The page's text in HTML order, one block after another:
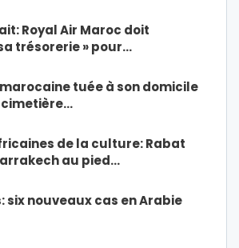
Royal Air Maroc doit
trésorerie » pour…
tuée à son domicile
de la culture: Rabat
au pied…
six nouveaux cas en Arabie